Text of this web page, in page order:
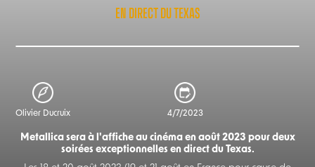
EN DIRECT DU TEXAS
Olivier Ducruix 4/7/2023
Metallica sera à l'affiche au cinéma en août 2023 pour deux
soirées exceptionnelles en direct du Texas.